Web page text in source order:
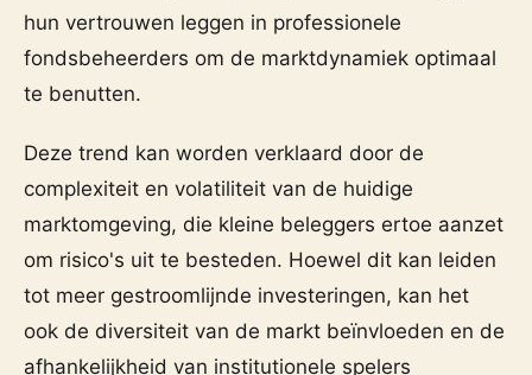
hun vertrouwen leggen in professionele
fondsbeheerders om de marktdynamiek optimaal
te benutten.
Deze trend kan worden verklaard door de
complexiteit en volatiliteit van de huidige
marktomgeving, die kleine beleggers ertoe aanzet
om risico's uit te besteden. Hoewel dit kan leiden
tot meer gestroomlijnde investeringen, kan het
ook de diversiteit van de markt beïnvloeden en de
afhankelijkheid van institutionele spelers